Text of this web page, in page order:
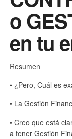
o
en tu
Resumen
• ¿Pero, Cuál es
• La Gestión
• Creo que está
a tener Gestión